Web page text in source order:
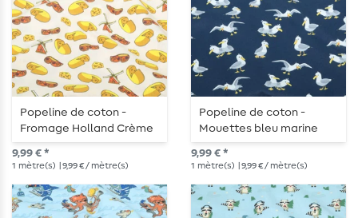
Popeline de coton -
Fromage Holland Crème
9,99 € *
1 mètre(s) | 9,99 € / mètre(s)
Popeline de coton -
Mouettes bleu marine
9,99 € *
1 mètre(s) | 9,99 € / mètre(s)